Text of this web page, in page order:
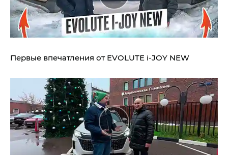
Первые впечатления от EVOLUTE i‑JOY NEW